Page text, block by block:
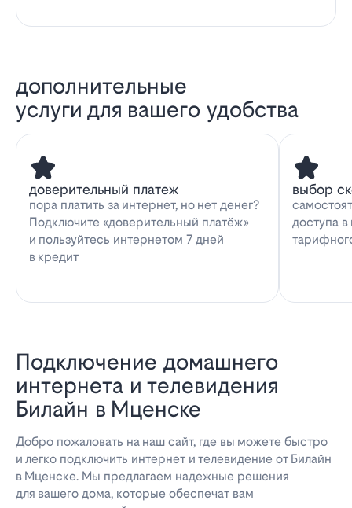
дополнительные
услуги для вашего удобства
доверительный платеж
пора платить за интернет, но нет денег?
Подключите «доверительный платёж»
и пользуйтесь интернетом 7 дней
в кредит
выбор
доступа
Подключение домашнего
интернета и телевидения
Билайн в Мценске
Добро пожаловать на наш сайт, где вы можете быстро
и легко подключить интернет и телевидение от Билайн
в Мценске. Мы предлагаем надежные решения
для вашего дома, которые обеспечат вам